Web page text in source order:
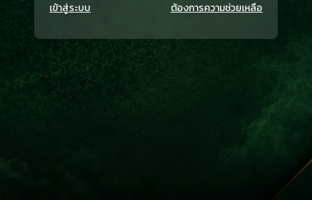
ท่านจะได้รับข่าวสารและ โปรโมชั่นพิเศษ หรือ ของ
รางวัลอื่นๆ
รับข่าวสาร ไม่รับข่าวสาร
เข้าสู่ระบบ ต้องการความช่วยเหลือ